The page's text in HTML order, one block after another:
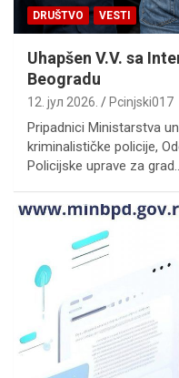
DRUŠTVO VESTI
Uhapšen V.V. sa
Beogradu
12. јул 2026. Pcinjski017
Pripadnici Ministarstva
kriminalističke policije,
Policijske uprave za